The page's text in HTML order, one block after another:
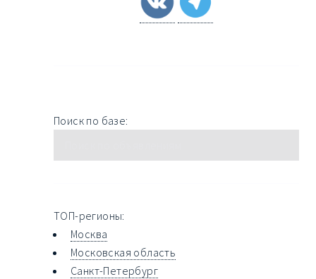
Поиск по базе:
ТОП-регионы:
Москва
Московская область
Санкт-Петербург